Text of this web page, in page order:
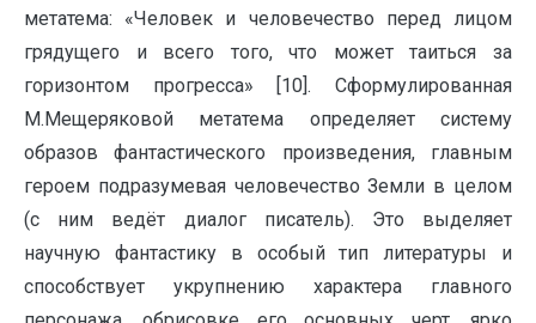
метатема: «Человек и человечество перед лицом
грядущего и всего того, что может таиться за
горизонтом прогресса» [10]. Сформулированная
М.Мещеряковой метатема определяет систему
образов фантастического произведения, главным
героем подразумевая человечество Земли в целом
(с ним ведёт диалог писатель). Это выделяет
научную фантастику в особый тип литературы и
способствует укрупнению характера главного